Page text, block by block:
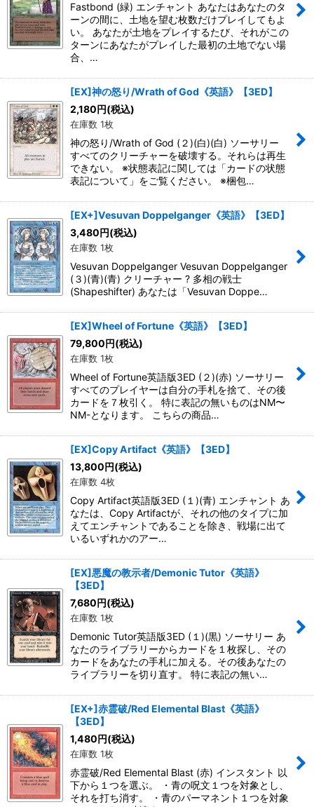
Fastbond (緑) エンチャント あなたはあなたのタ
ーンの間に、土地を望む枚数だけプレイしてもよ
い。 あなたが土地をプレイするたび、それがこの
ターンにあなたがプレイした最初の土地でない場
合、…
[EX]神の怒り/Wrath of God《英語》【3ED】
2,180円(税込)
在庫数 1枚
神の怒り/Wrath of God (２)(白)(白) ソーサリー
すべてのクリーチャーを破壊する。それらは再生
できない。 ※状態表記に関しては「カードの状態
表記について」をご覧ください。 ※梱包…
[EX+]Vesuvan Doppelganger《英語》【3ED】
3,480円(税込)
在庫数 1枚
Vesuvan Doppelganger Vesuvan Doppelganger
(３)(青)(青) クリーチャー ? 多相の戦士
(Shapeshifter) あなたは「Vesuvan Doppe…
[EX]Wheel of Fortune《英語》【3ED】
79,800円(税込)
在庫数 1枚
Wheel of Fortune英語版3ED (２)(赤) ソーサリー
すべてのプレイヤーは自分の手札を捨て、その後
カードを７枚引く。 特に表記の無いものはNM〜
NM-となります。 こちらの商品…
[EX]Copy Artifact《英語》【3ED】
13,800円(税込)
在庫数 4枚
Copy Artifact英語版3ED (１)(青) エンチャント あ
なたは、Copy Artifactが、それの他のタイプに加
えてエンチャントであることを除き、戦場に出て
いるいずれかのアー…
[EX]悪魔の教示者/Demonic Tutor《英語》
【3ED】
7,680円(税込)
在庫数 1枚
Demonic Tutor英語版3ED (１)(黒) ソーサリー あ
なたのライブラリーからカードを１枚探し、その
カードをあなたの手札に加える。その後あなたの
ライブラリーを切り直す。 特に表記の無い…
[EX+]赤霊破/Red Elemental Blast《英語》
【3ED】
1,480円(税込)
在庫数 1枚
赤霊破/Red Elemental Blast (赤) インスタント 以
下から１つを選ぶ。 ・青の呪文１つを対象とし、
それを打ち消す。 ・青のパーマネント１つを対象